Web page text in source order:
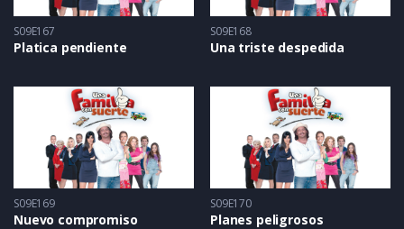
S09E167
Platica pendiente
S09E168
Una triste despedida
S09E169
Nuevo compromiso
S09E170
Planes peligrosos